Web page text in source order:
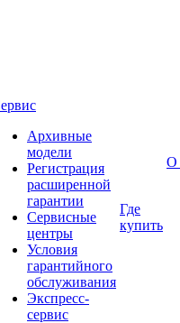
Архивные
модели
Регистрация
расширенной
гарантии
Сервисные
центры
Условия
гарантийного
обслуживания
Экспресс-
сервис
Где
купить
О